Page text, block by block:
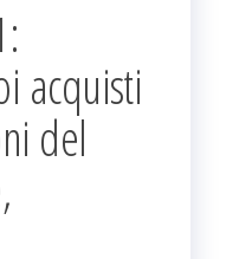
acquisti
del